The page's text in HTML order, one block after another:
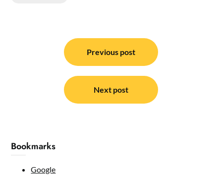
navigation
Previous post
Next post
Bookmarks
Google